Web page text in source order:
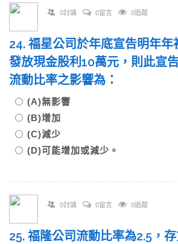
0討論 0留言 0追蹤
24. 福星公司於年底宣告明年年
發放現金股利10萬元，則此宣
流動比率之影響為：
(A)無影響
(B)增加
(C)減少
(D)可能增加或減少。
0討論 0留言 0追蹤
25. 福隆公司流動比率為2.5，